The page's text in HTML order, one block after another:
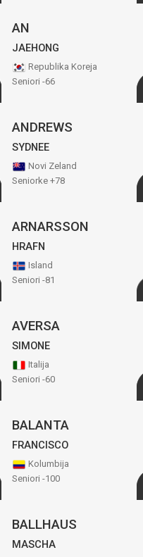
AN
JAEHONG
Republika Koreja
Seniori -66
ANDREWS
SYDNEE
Novi Zeland
Seniorke +78
ARNARSSON
HRAFN
Island
Seniori -81
AVERSA
SIMONE
Italija
Seniori -60
BALANTA
FRANCISCO
Kolumbija
Seniori -100
BALLHAUS
MASCHA